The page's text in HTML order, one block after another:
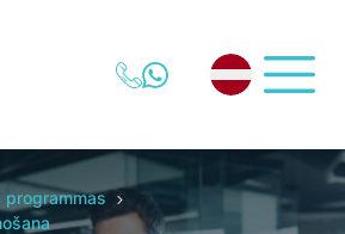
programmas